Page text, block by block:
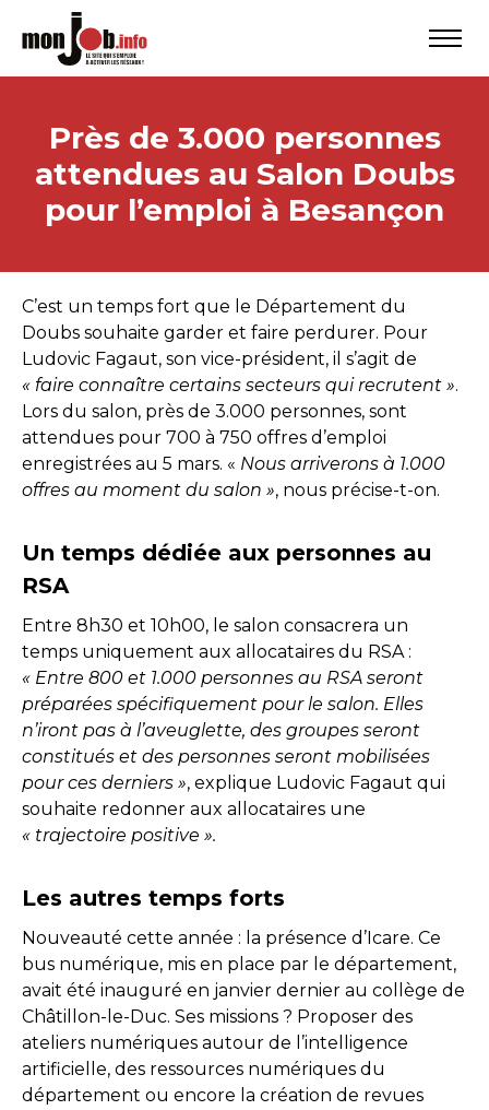
Près de 3.000 personnes
attendues au Salon Doubs
pour l’emploi à Besançon
C’est un temps fort que le Département du
Doubs souhaite garder et faire perdurer. Pour
Ludovic Fagaut, son vice-président, il s’agit de
« faire connaître certains secteurs qui recrutent ».
Lors du salon, près de 3.000 personnes, sont
attendues pour 700 à 750 offres d’emploi
enregistrées au 5 mars. « Nous arriverons à 1.000
offres au moment du salon », nous précise-t-on.
Un temps dédiée aux personnes au
RSA
Entre 8h30 et 10h00, le salon consacrera un
temps uniquement aux allocataires du RSA :
« Entre 800 et 1.000 personnes au RSA seront
préparées spécifiquement pour le salon. Elles
n’iront pas à l’aveuglette, des groupes seront
constitués et des personnes seront mobilisées
pour ces derniers », explique Ludovic Fagaut qui
souhaite redonner aux allocataires une
« trajectoire positive ».
Les autres temps forts
Nouveauté cette année : la présence d’Icare. Ce
bus numérique, mis en place par le département,
avait été inauguré en janvier dernier au collège de
Châtillon-le-Duc. Ses missions ? Proposer des
ateliers numériques autour de l’intelligence
artificielle, des ressources numériques du
département ou encore la création de revues